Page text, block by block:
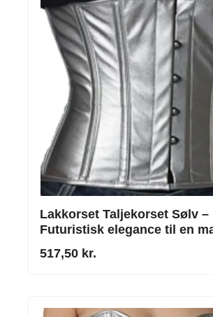
Lakkorset Taljekorset Sølv –
Futuristisk elegance til en
517,50 kr.